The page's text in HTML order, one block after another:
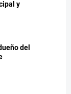
y
del